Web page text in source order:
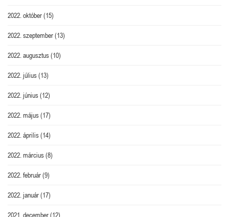
2022. október(15)
2022. szeptember(13)
2022. augusztus(10)
2022. július(13)
2022. június(12)
2022. május(17)
2022. április(14)
2022. március(8)
2022. február(9)
2022. január(17)
2021. december(12)